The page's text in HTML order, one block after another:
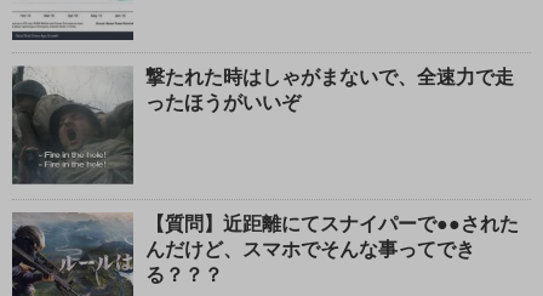
撃たれた時はしゃがまないで、全速力で走
ったほうがいいぞ
【質問】近距離にてスナイパーで●●された
んだけど、スマホでそんな事ってでき
る？？？